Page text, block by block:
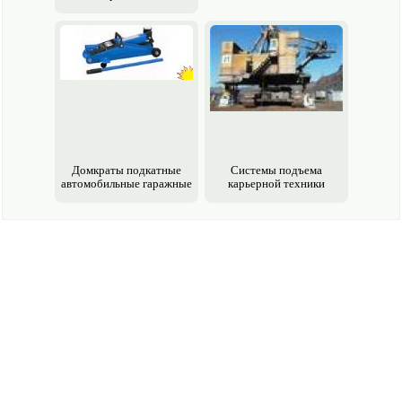
Домкраты подкатные
авто­мобильные гаражные
Системы подъема
карьерной техники